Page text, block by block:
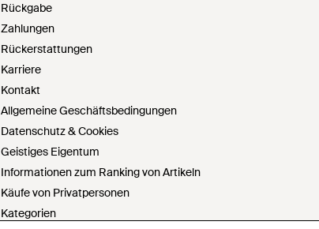
Rückgabe
Zahlungen
Rückerstattungen
Karriere
Kontakt
Allgemeine Geschäftsbedingungen
Datenschutz & Cookies
Geistiges Eigentum
Informationen zum Ranking von Artikeln
Käufe von Privatpersonen
Kategorien